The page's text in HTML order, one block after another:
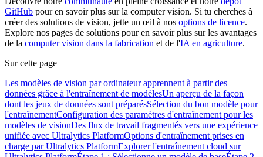
GitHub pour en savoir plus sur la computer vision. Si tu cherches à
créer des solutions de vision, jette un œil à nos options de licence.
Explore nos pages de solutions pour en savoir plus sur les avantages
de la computer vision dans la fabrication et de l'IA en agriculture.
Sur cette page
Les modèles de vision par ordinateur apprennent à partir des
données grâce à l'entraînement de modèlesUn aperçu de la façon
dont les jeux de données sont préparésSélection du bon modèle pour
l'entraînementConfiguration des paramètres d'entraînement pour les
modèles de visionDes flux de travail fragmentés vers une expérience
unifiée avec Ultralytics PlatformOptions d'entraînement prises en
charge par Ultralytics PlatformExplorer l'entraînement cloud sur